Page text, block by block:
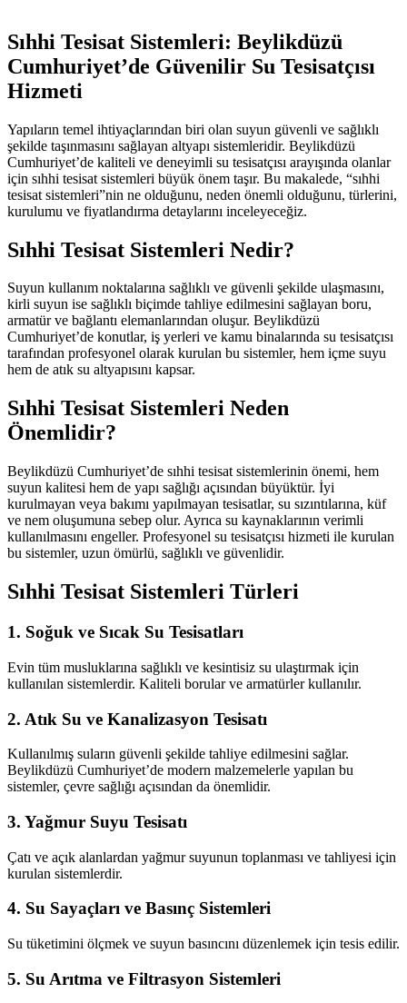
Sıhhi Tesisat Sistemleri: Beylikdüzü
Cumhuriyet’de Güvenilir Su Tesisatçısı
Hizmeti
Yapıların temel ihtiyaçlarından biri olan suyun güvenli ve sağlıklı
şekilde taşınmasını sağlayan altyapı sistemleridir. Beylikdüzü
Cumhuriyet’de kaliteli ve deneyimli su tesisatçısı arayışında olanlar
için sıhhi tesisat sistemleri büyük önem taşır. Bu makalede, “sıhhi
tesisat sistemleri”nin ne olduğunu, neden önemli olduğunu, türlerini,
kurulumu ve fiyatlandırma detaylarını inceleyeceğiz.
Sıhhi Tesisat Sistemleri Nedir?
Suyun kullanım noktalarına sağlıklı ve güvenli şekilde ulaşmasını,
kirli suyun ise sağlıklı biçimde tahliye edilmesini sağlayan boru,
armatür ve bağlantı elemanlarından oluşur. Beylikdüzü
Cumhuriyet’de konutlar, iş yerleri ve kamu binalarında su tesisatçısı
tarafından profesyonel olarak kurulan bu sistemler, hem içme suyu
hem de atık su altyapısını kapsar.
Sıhhi Tesisat Sistemleri Neden
Önemlidir?
Beylikdüzü Cumhuriyet’de sıhhi tesisat sistemlerinin önemi, hem
suyun kalitesi hem de yapı sağlığı açısından büyüktür. İyi
kurulmayan veya bakımı yapılmayan tesisatlar, su sızıntılarına, küf
ve nem oluşumuna sebep olur. Ayrıca su kaynaklarının verimli
kullanılmasını engeller. Profesyonel su tesisatçısı hizmeti ile kurulan
bu sistemler, uzun ömürlü, sağlıklı ve güvenlidir.
Sıhhi Tesisat Sistemleri Türleri
1. Soğuk ve Sıcak Su Tesisatları
Evin tüm musluklarına sağlıklı ve kesintisiz su ulaştırmak için
kullanılan sistemlerdir. Kaliteli borular ve armatürler kullanılır.
2. Atık Su ve Kanalizasyon Tesisatı
Kullanılmış suların güvenli şekilde tahliye edilmesini sağlar.
Beylikdüzü Cumhuriyet’de modern malzemelerle yapılan bu
sistemler, çevre sağlığı açısından da önemlidir.
3. Yağmur Suyu Tesisatı
Çatı ve açık alanlardan yağmur suyunun toplanması ve tahliyesi için
kurulan sistemlerdir.
4. Su Sayaçları ve Basınç Sistemleri
Su tüketimini ölçmek ve suyun basıncını düzenlemek için tesis edilir.
5. Su Arıtma ve Filtrasyon Sistemleri